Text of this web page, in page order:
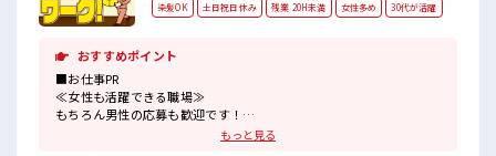
染髪OK 土日祝日休み 残業 20H未満 女性多め 30代が活躍
おすすめポイント
■お仕事PR
≪女性も活躍できる職場≫
もちろん男性の応募も歓迎です！
≪ちょっとの残業で収入アップ≫もっと見る